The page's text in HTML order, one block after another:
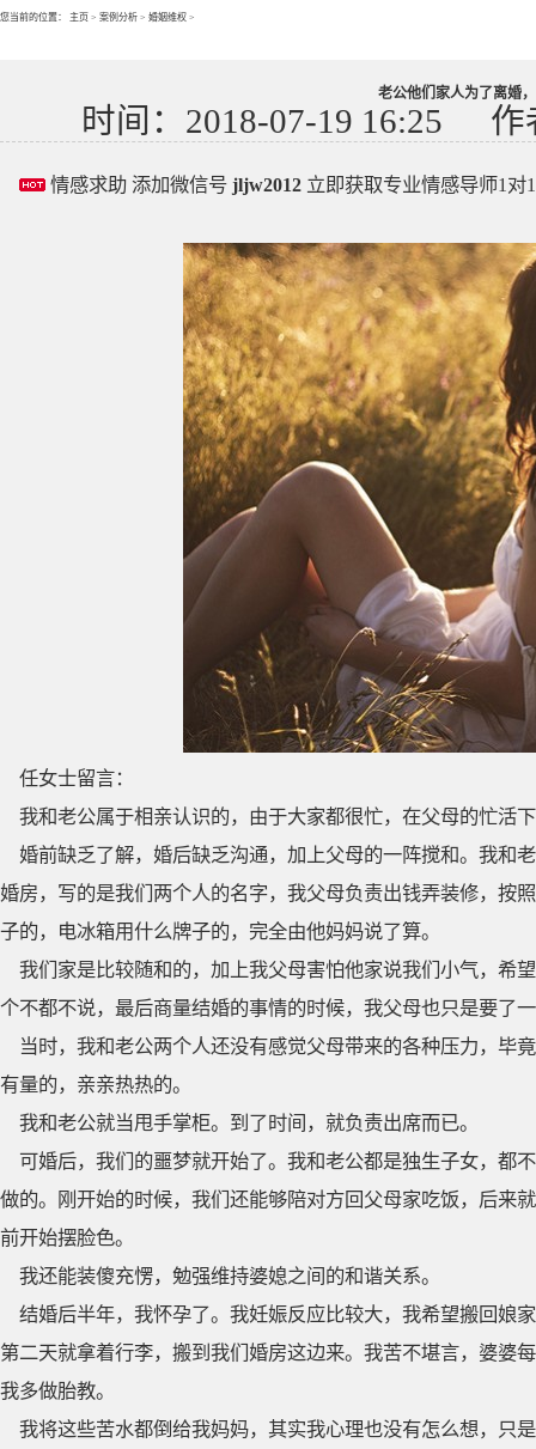
您当前的位置： 主页 > 案例分析 > 婚姻维权 >
老公他们家人为了离婚
时间：2018-07-19 16:25 作
情感求助 添加微信号 jljw2012 立即获取专业情感导师1对
任女士留言：
我和老公属于相亲认识的，由于大家都很忙，在父母的忙活
婚前缺乏了解，婚后缺乏沟通，加上父母的一阵搅和。我和
婚房，写的是我们两个人的名字，我父母负责出钱弄装修，按
子的，电冰箱用什么牌子的，完全由他妈妈说了算。
我们家是比较随和的，加上我父母害怕他家说我们小气，希
个不都不说，最后商量结婚的事情的时候，我父母也只是要了
当时，我和老公两个人还没有感觉父母带来的各种压力，毕
有量的，亲亲热热的。
我和老公就当甩手掌柜。到了时间，就负责出席而已。
可婚后，我们的噩梦就开始了。我和老公都是独生子女，都
做的。刚开始的时候，我们还能够陪对方回父母家吃饭，后来
前开始摆脸色。
我还能装傻充愣，勉强维持婆媳之间的和谐关系。
结婚后半年，我怀孕了。我妊娠反应比较大，我希望搬回娘
第二天就拿着行李，搬到我们婚房这边来。我苦不堪言，婆婆
我多做胎教。
我将这些苦水都倒给我妈妈，其实我心理也没有怎么想，只